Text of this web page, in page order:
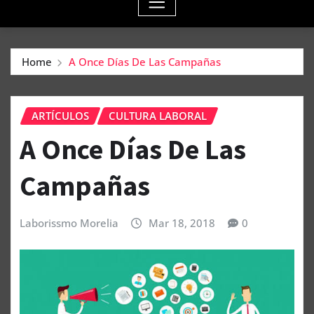
Home A Once Días De Las Campañas
ARTÍCULOS CULTURA LABORAL
A Once Días De Las
Campañas
Laborissmo Morelia Mar 18, 2018 0